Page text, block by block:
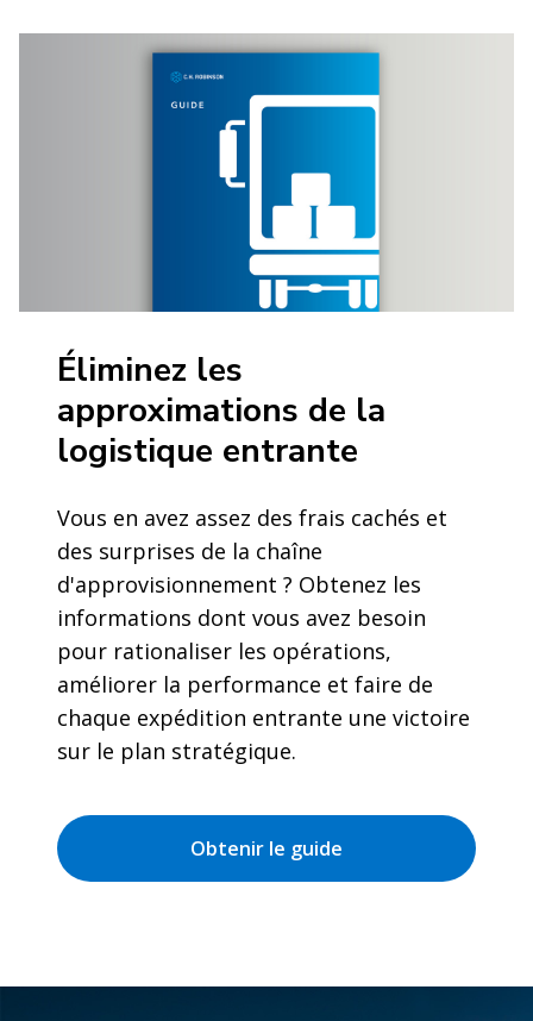
Éliminez les
approximations de la
logistique entrante
Vous en avez assez des frais cachés et
des surprises de la chaîne
d'approvisionnement ? Obtenez les
informations dont vous avez besoin
pour rationaliser les opérations,
améliorer la performance et faire de
chaque expédition entrante une victoire
sur le plan stratégique.
Obtenir le guide